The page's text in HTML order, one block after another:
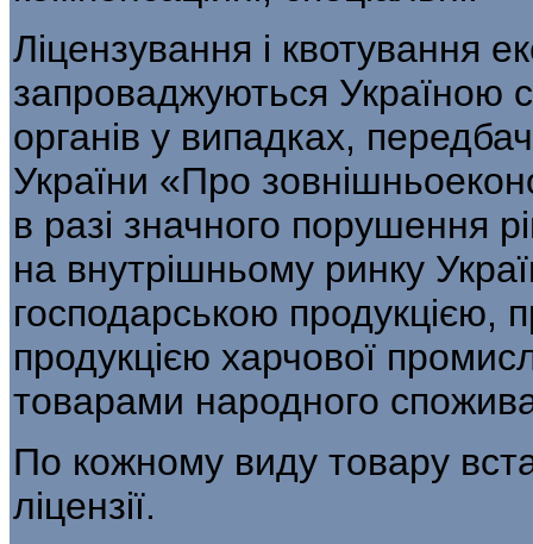
Ліцензування і квотування
запроваджуються Україною
органів у випадках,
України «Про
в разі значного порушення
на внутрішньому ринку
господарською продукцією,
продукцією харчо­вої
товарами народного
По кожному виду товару
ліцензії.